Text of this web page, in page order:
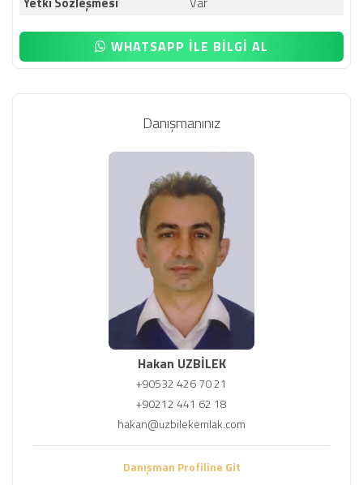
WHATSAPP İLE BİLGİ AL
Danışmanınız
Hakan UZBİLEK
+90532 426 70 21
+90212 441 62 18
hakan@uzbilekemlak.com
Danışman Profiline Git